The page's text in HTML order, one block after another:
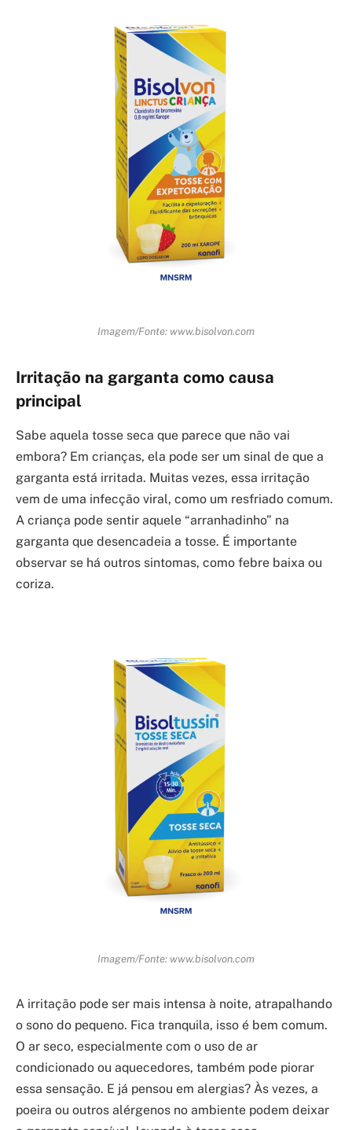
Imagem/Fonte: www.bisolvon.com
Irritação na garganta como causa
principal
Sabe aquela tosse seca que parece que não vai
embora? Em crianças, ela pode ser um sinal de que a
garganta está irritada. Muitas vezes, essa irritação
vem de uma infecção viral, como um resfriado comum.
A criança pode sentir aquele “arranhadinho” na
garganta que desencadeia a tosse. É importante
observar se há outros sintomas, como febre baixa ou
coriza.
Imagem/Fonte: www.bisolvon.com
A irritação pode ser mais intensa à noite, atrapalhando
o sono do pequeno. Fica tranquila, isso é bem comum.
O ar seco, especialmente com o uso de ar
condicionado ou aquecedores, também pode piorar
essa sensação. E já pensou em alergias? Às vezes, a
poeira ou outros alérgenos no ambiente podem deixar